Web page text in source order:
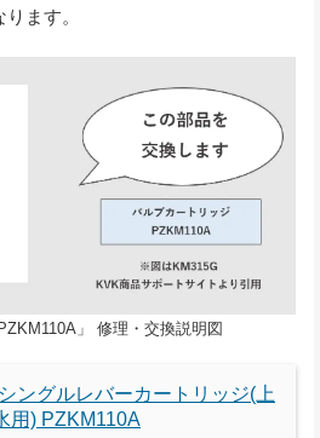
ます。
」 修理・交換説明図
ングルレバーカートリッジ(上
用) PZKM110A